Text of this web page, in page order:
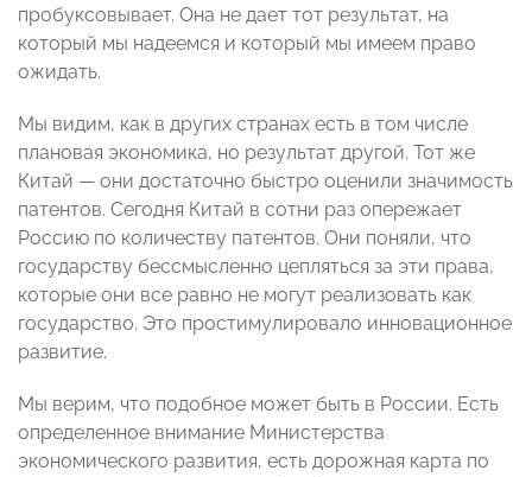
пробуксовывает. Она не дает тот результат, на
который мы надеемся и который мы имеем право
ожидать.
Мы видим, как в других странах есть в том числе
плановая экономика, но результат другой. Тот же
Китай — они достаточно быстро оценили значимость
патентов. Сегодня Китай в сотни раз опережает
Россию по количеству патентов. Они поняли, что
государству бессмысленно цепляться за эти права,
которые они все равно не могут реализовать как
государство. Это простимулировало инновационное
развитие.
Мы верим, что подобное может быть в России. Есть
определенное внимание Министерства
экономического развития, есть дорожная карта по